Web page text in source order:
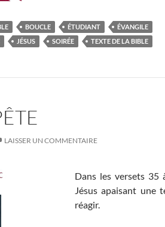
BOUCLE ÉTUDIANT
ÉVANGILE
JÉSUS SOIRÉE TEXTE DE LA BIBLE
LAISSER UN COMMENTAIRE
Dans les versets 35
Jésus apaisant une
réagir.